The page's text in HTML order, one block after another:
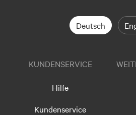
Deutsch
KUNDENSERVICE
Hilfe
Kundenservice